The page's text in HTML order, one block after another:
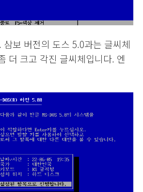
보 버전의 도스 5.0과는 글씨체
더 크고 각진 글씨체입니다. 엔